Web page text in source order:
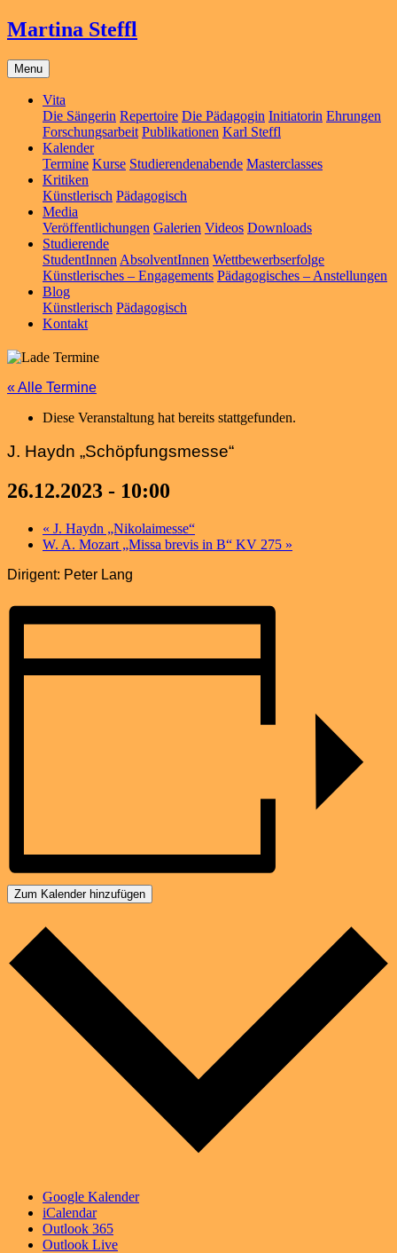
Martina Steffl
Menu
Vita
Die Sängerin Repertoire Die Pädagogin Initiatorin Ehrungen
Forschungsarbeit Publikationen Karl Steffl
Kalender
Termine Kurse Studierendenabende Masterclasses
Kritiken
Künstlerisch Pädagogisch
Media
Veröffentlichungen Galerien Videos Downloads
Studierende
StudentInnen AbsolventInnen Wettbewerbserfolge
Künstlerisches – Engagements Pädagogisches – Anstellungen
Blog
Künstlerisch Pädagogisch
Kontakt
« Alle Termine
Diese Veranstaltung hat bereits stattgefunden.
J. Haydn „Schöpfungsmesse“
26.12.2023 - 10:00
« J. Haydn „Nikolaimesse“
W. A. Mozart „Missa brevis in B“ KV 275 »
Dirigent: Peter Lang
Zum Kalender hinzufügen
Google Kalender
iCalendar
Outlook 365
Outlook Live